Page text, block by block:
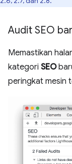
Audit SEO
Memastikan
kategori SEO
peringkat mesin